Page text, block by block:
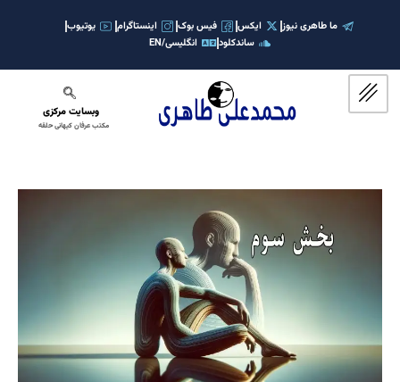
ما طاهری نیوز ایکس فیس بوک اینستاگرام
یوتیوب
ساندکلود
انگلیسی/EN
وبسایت مرکزی
مکتب عرفان کیهانی حلقه